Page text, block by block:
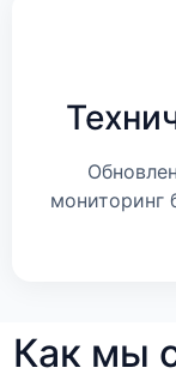
мониторинг
Как мы